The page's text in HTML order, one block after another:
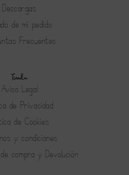
Descargas
de mi pedido
Frecuentes
Tienda
Aviso Legal
de Privacidad
de Cookies
y condiciones
compra y Devolución